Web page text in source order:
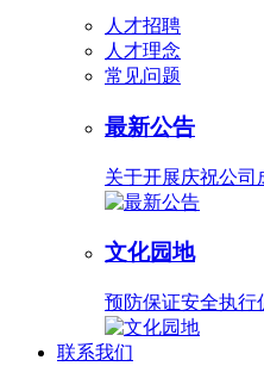
人才招聘
人才理念
常见问题
最新公告
关于开展庆祝公司
文化园地
预防保证安全执行
联系我们